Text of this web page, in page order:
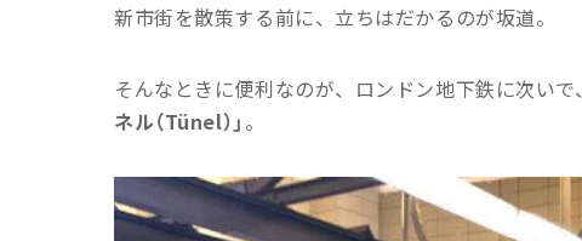
新市街を散策する前に、立ちはだかるのが坂道。
そんなときに便利なのが、ロンドン地下鉄に次いで、
ネル（Tünel）」 。